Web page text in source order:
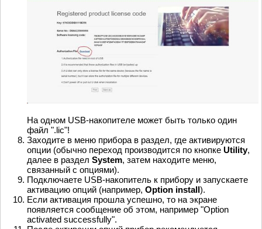
На одном USB-накопителе может быть только один
файл ".lic"!
Заходите в меню прибора в раздел, где активируются
опции (обычно переход производится по кнопке Utility,
далее в раздел System, затем находите меню,
связанный с опциями).
Подключаете USB-накопитель к прибору и запускаете
активацию опций (например, Option install ).
Если активация прошла успешно, то на экране
появляется сообщение об этом, например "Option
activated successfully".